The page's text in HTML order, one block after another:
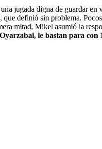
jugada digna de guardar
definió sin problema.
mitad, Mikel asumió la
le bastan para con